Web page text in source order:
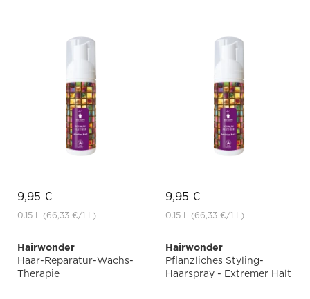
9,95 €
0.15 L (66,33 €/1 L)
9,95 €
0.15 L (66,33 €/1 L)
Hairwonder
Haar-Reparatur-Wachs-
Therapie
Hairwonder
Pflanzliches Styling-
Haarspray - Extremer Halt